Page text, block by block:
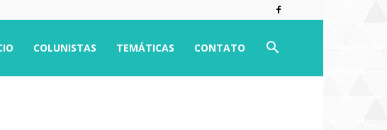
COLUNISTAS TEMÁTICAS CONTATO